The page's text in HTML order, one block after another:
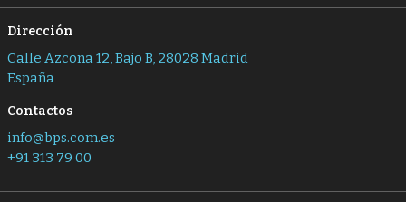
Dirección
Calle Azcona 12, Bajo B, 28028 Madrid
España
Contactos
info@bps.com.es
+91 313 79 00